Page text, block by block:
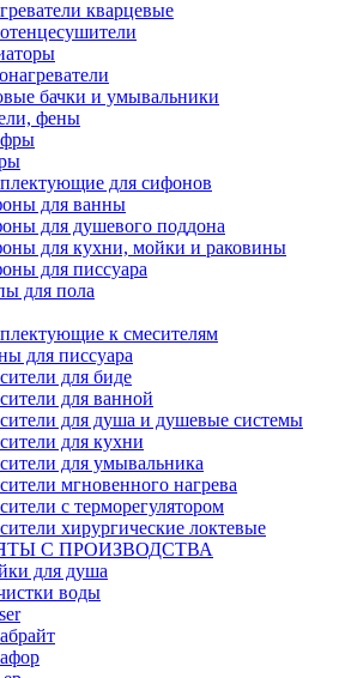
кварцевые
бачки и умывальники
фены
для сифонов
для ванны
для душевого поддона
для кухни, мойки и раковины
для писсуара
для пола
к смесителям
для писсуара
для биде
для ванной
для душа и душевые системы
для кухни
для умывальника
мгновенного нагрева
с терморегулятором
хирургические локтевые
С ПРОИЗВОДСТВА
для душа
воды